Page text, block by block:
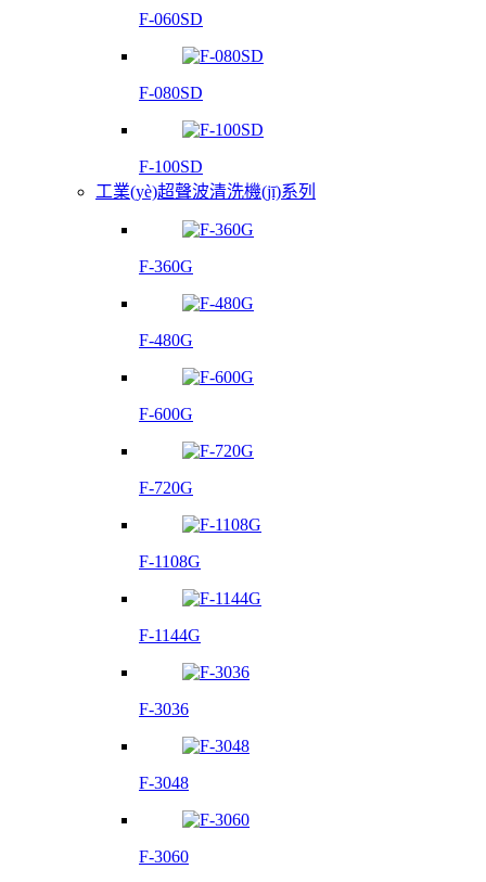
F-060SD
F-080SD
F-100SD
工業(yè)超聲波清洗機(jī)系列
F-360G
F-480G
F-600G
F-720G
F-1108G
F-1144G
F-3036
F-3048
F-3060